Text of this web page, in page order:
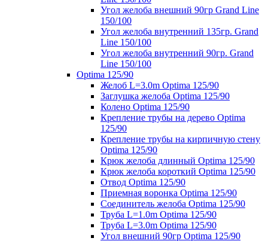
Угол желоба внешний 90гр Grand Line
150/100
Угол желоба внутренний 135гр. Grand
Line 150/100
Угол желоба внутренний 90гр. Grand
Line 150/100
Optima 125/90
Желоб L=3.0m Optima 125/90
Заглушка желоба Optima 125/90
Колено Optima 125/90
Крепление трубы на дерево Optima
125/90
Крепление трубы на кирпичную стену
Optima 125/90
Крюк желоба длинный Optima 125/90
Крюк желоба короткий Optima 125/90
Отвод Optima 125/90
Приемная воронка Optima 125/90
Соединитель желоба Optima 125/90
Труба L=1.0m Optima 125/90
Труба L=3.0m Optima 125/90
Угол внешний 90гр Optima 125/90